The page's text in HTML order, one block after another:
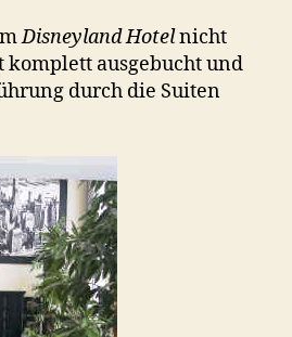
DisneylandHotelnicht
komplett ausgebucht und
durch die Suiten